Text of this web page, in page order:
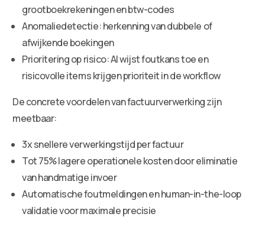
grootboekrekeningen en btw-codes
Anomaliedetectie: herkenning van dubbele of
afwijkende boekingen
Prioritering op risico: AI wijst foutkans toe en
risicovolle items krijgen prioriteit in de workflow
De concrete voordelen van factuurverwerking zijn
meetbaar:
3x snellere verwerkingstijd per factuur
Tot 75% lagere operationele kosten door eliminatie
van handmatige invoer
Automatische foutmeldingen en human-in-the-loop
validatie voor maximale precisie